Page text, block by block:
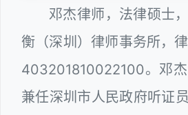
邓杰律师，法律硕士
衡（深圳）律师事务所，
403201810022100。邓杰
兼任深圳市人民政府听证